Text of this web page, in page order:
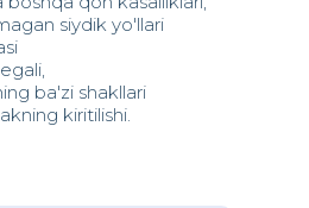
siydik yo'llari
ba'zi shakllari
kiritilishi.